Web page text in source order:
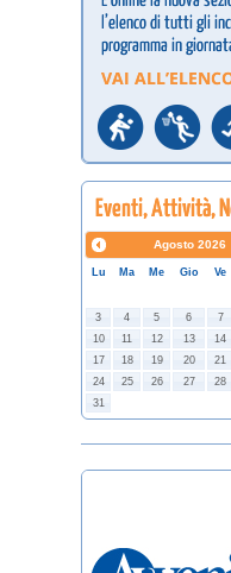
Agosto 2026
Lu Ma Me Gio Ve
3
4 5 6 7
10
11 12 13 14
17
18 19 20 21
24
25 26 27 28
31